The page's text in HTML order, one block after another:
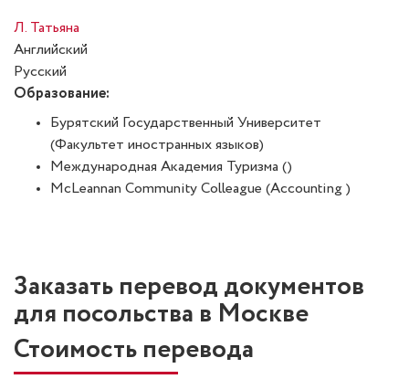
Л. Татьяна
Английский
Русский
Образование:
Бурятский Государственный Университет
(Факультет иностранных языков)
Международная Академия Туризма ()
McLeannan Community Colleague (Accounting )
Заказать перевод документов
для посольства в Москве
Стоимость перевода